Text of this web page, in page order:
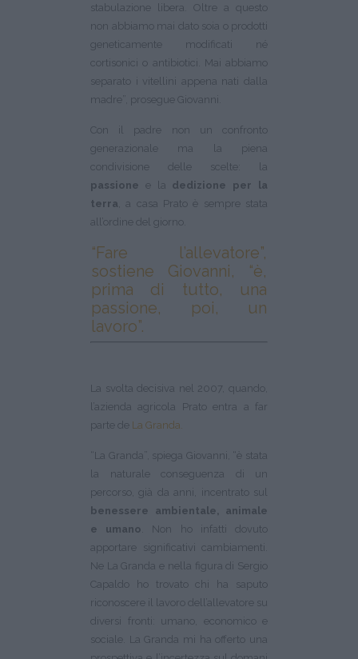
stabulazione libera. Oltre a questo
non abbiamo mai dato soia o prodotti
geneticamente modificati né
cortisonici o antibiotici. Mai abbiamo
separato i vitellini appena nati dalla
madre”, prosegue Giovanni.
Con il padre non un confronto
generazionale ma la piena
condivisione delle scelte: la
passione e la dedizione per la
terra , a casa Prato è sempre stata
all’ordine del giorno.
“Fare l’allevatore”,
sostiene Giovanni, “è,
prima di tutto, una
passione, poi, un
lavoro”.
La svolta decisiva nel 2007, quando,
l’azienda agricola Prato entra a far
parte de La Granda.
“La Granda”, spiega Giovanni, “è stata
la naturale conseguenza di un
percorso, già da anni, incentrato sul
benessere ambientale, animale
e umano . Non ho infatti dovuto
apportare significativi cambiamenti.
Ne La Granda e nella figura di Sergio
Capaldo ho trovato chi ha saputo
riconoscere il lavoro dell’allevatore su
diversi fronti: umano, economico e
sociale. La Granda mi ha offerto una